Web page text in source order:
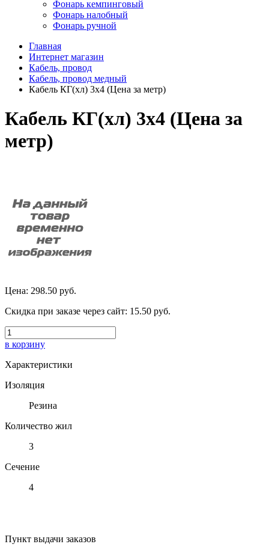
Фонарь кемпинговый
Фонарь налобный
Фонарь ручной
Главная
Интернет магазин
Кабель, провод
Кабель, провод медный
Кабель КГ(хл) 3х4 (Цена за метр)
Кабель КГ(хл) 3х4 (Цена за
метр)
Цена: 298.50 руб.
Скидка при заказе через сайт: 15.50 руб.
в корзину
Характеристики
Изоляция
Резина
Количество жил
3
Сечение
4
Пункт выдачи заказов